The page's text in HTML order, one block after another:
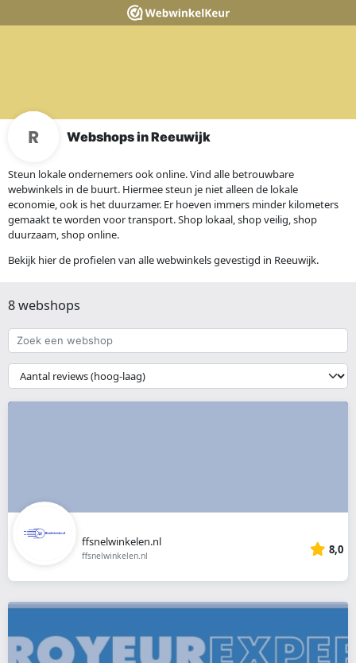
Webshops in Reeuwijk
Steun lokale ondernemers ook online. Vind alle betrouwbare
webwinkels in de buurt. Hiermee steun je niet alleen de lokale
economie, ook is het duurzamer. Er hoeven immers minder kilometers
gemaakt te worden voor transport. Shop lokaal, shop veilig, shop
duurzaam, shop online.
Bekijk hier de profielen van alle webwinkels gevestigd in Reeuwijk.
8 webshops
Zoek
een
webshop
{{
__('Sort')
}}
ffsnelwinkelen.nl
ffsnelwinkelen.nl 8,0